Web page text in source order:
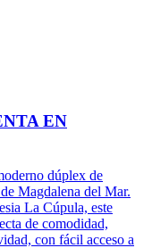
EN
dúplex de
Magdalena del Mar.
La Cúpula, este
de comodidad,
con fácil acceso a